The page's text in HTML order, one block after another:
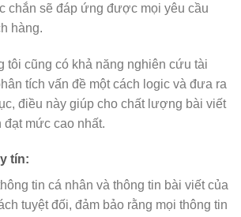
chắn sẽ đáp ứng được mọi yêu cầu
hàng.
tôi cũng có khả năng nghiên cứu tài
tích vấn đề một cách logic và đưa ra
điều này giúp cho chất lượng bài viết
mức cao nhất.
tín:
tin cá nhân và thông tin bài viết của
tuyệt đối, đảm bảo rằng mọi thông tin